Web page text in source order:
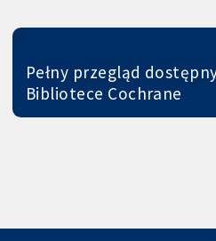
Pełny przegląd
Bibliotece Cochrane